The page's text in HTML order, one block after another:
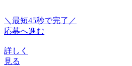
＼最短45秒で完了／
応募へ進む
詳しく
見る